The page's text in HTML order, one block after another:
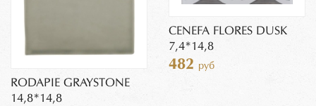
RODAPIE GRAYSTONE
14,8*14,8
CENEFA FLORES DUSK
7,4*14,8
482 руб